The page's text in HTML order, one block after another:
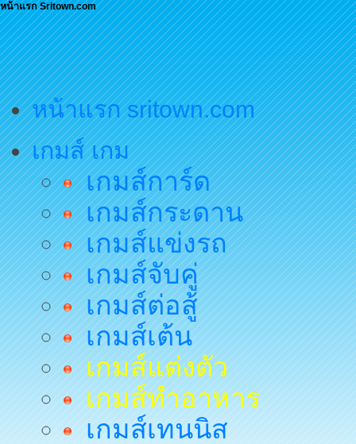
หน้าแรก Sritown.com
หน้าแรก sritown.com
เกมส์ เกม
เกมส์การ์ด
เกมส์กระดาน
เกมส์แข่งรถ
เกมส์จับคู่
เกมส์ต่อสู้
เกมส์เต้น
เกมส์แต่งตัว
เกมส์ทำอาหาร
เกมส์เทนนิส